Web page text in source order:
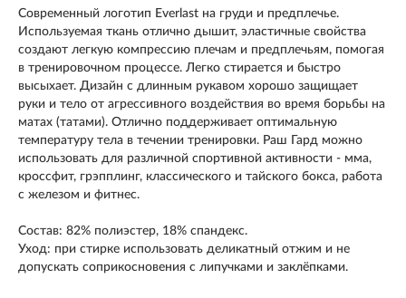
Современный логотип Everlast на груди и предплечье.
Используемая ткань отлично дышит, эластичные свойства
создают легкую компрессию плечам и предплечьям, помогая
в тренировочном процессе. Легко стирается и быстро
высыхает. Дизайн с длинным рукавом хорошо защищает
руки и тело от агрессивного воздействия во время борьбы на
матах (татами). Отлично поддерживает оптимальную
температуру тела в течении тренировки. Раш Гард можно
использовать для различной спортивной активности - мма,
кроссфит, грэпплинг, классического и тайского бокса, работа
с железом и фитнес.
Состав: 82% полиэстер, 18% спандекс.
Уход: при стирке использовать деликатный отжим и не
допускать соприкосновения с липучками и заклёпками.